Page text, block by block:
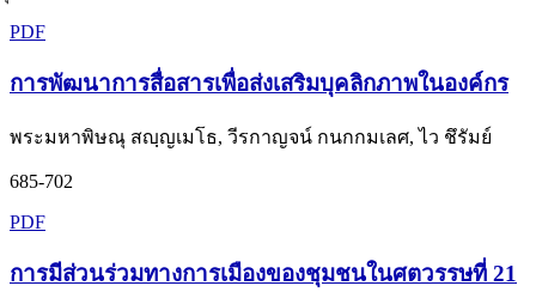
PDF
การพัฒนาการสื่อสารเพื่อส่งเสริมบุคลิกภาพในองค์กร
พระมหาพิษณุ สญฺญเมโธ, วีรกาญจน์ กนกกมเลศ, ไว ชึรัมย์
685-702
PDF
การมีส่วนร่วมทางการเมืองของชุมชนในศตวรรษที่ 21